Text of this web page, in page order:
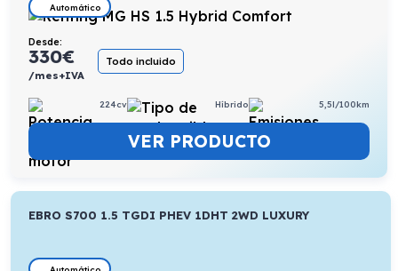
Automático
Desde:
330€
/mes+IVA
Todo incluido
224cv Híbrido 5,5l/100km
VER PRODUCTO
EBRO S700 1.5 TGDI PHEV 1DHT 2WD LUXURY